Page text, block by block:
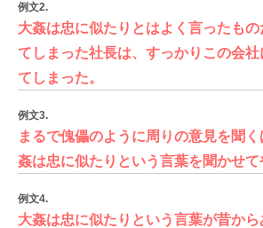
例文2.
大姦は忠に似たりとはよく言ったも
てしまった社長は、すっかりこの会
てしまった。
例文3.
まるで傀儡のように周りの意見を聞
姦は忠に似たりという言葉を聞かせて
例文4.
大姦は忠に似たりという言葉が昔か